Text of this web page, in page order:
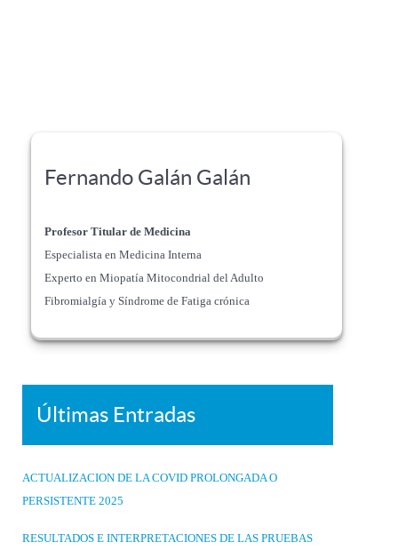
Fernando Galán Galán
Profesor Titular de Medicina
Especialista en Medicina Interna
Experto en Miopatía Mitocondrial del Adulto
Fibromialgía y Síndrome de Fatiga crónica
Últimas Entradas
ACTUALIZACION DE LA COVID PROLONGADA O
PERSISTENTE 2025
RESULTADOS E INTERPRETACIONES DE LAS PRUEBAS